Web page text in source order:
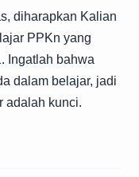
diharapkan Kalian
PPKn yang
Ingatlah bahwa
dalam belajar, jadi
adalah kunci.